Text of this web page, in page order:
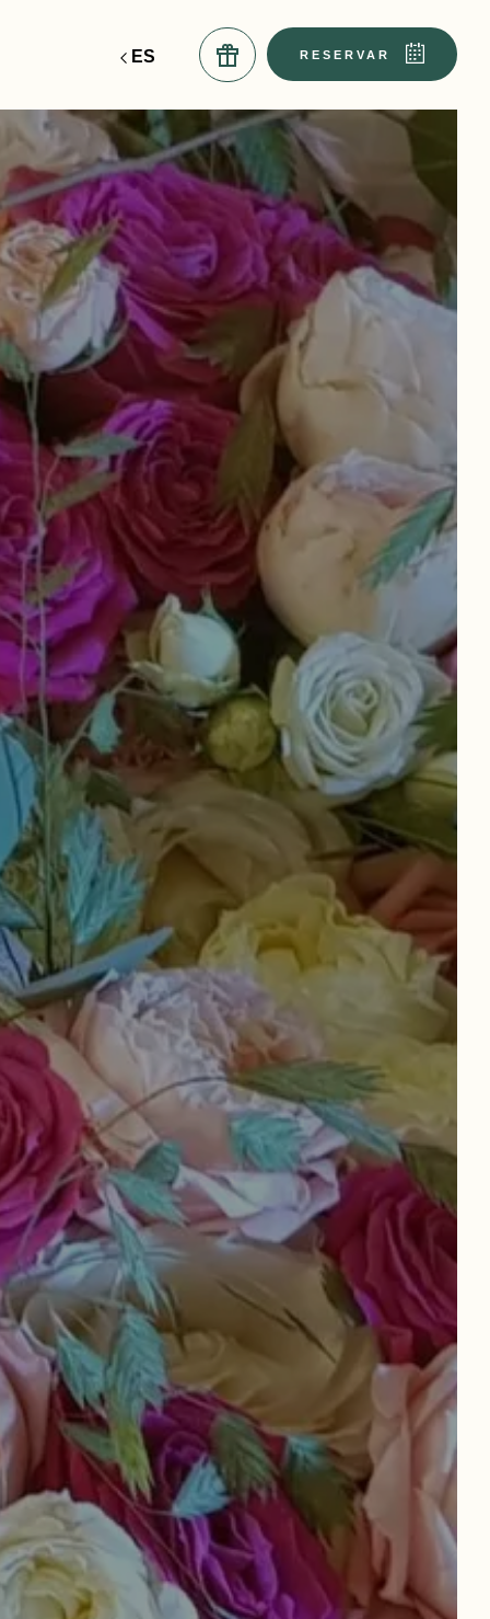
RESERVAR
ES EN
NUESTRAS MESAS
la table de jean reserva para una boda
Salida
Salida